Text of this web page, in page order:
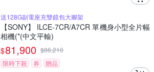
送128G副電座充雙鏡包大腳架
【SONY】 ILCE-7CR/A7CR 單機身小型全片幅
相機(*(中文平輸)
$81,900 $86,210
限時下殺
券 贈品